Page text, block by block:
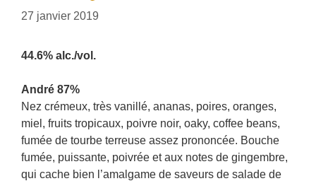
27 janvier 2019
44.6% alc./vol.
André 87%
Nez crémeux, très vanillé, ananas, poires, oranges,
miel, fruits tropicaux, poivre noir, oaky, coffee beans,
fumée de tourbe terreuse assez prononcée. Bouche
fumée, puissante, poivrée et aux notes de gingembre,
qui cache bien l’amalgame de saveurs de salade de